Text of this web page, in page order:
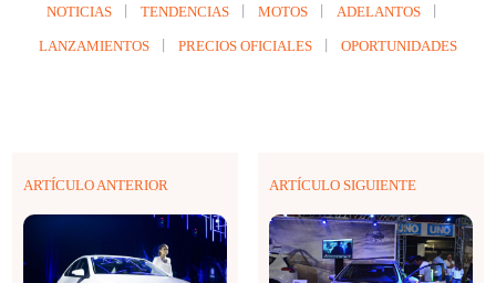
NOTICIAS TENDENCIAS MOTOS ADELANTOS
LANZAMIENTOS PRECIOS OFICIALES OPORTUNIDADES
ARTÍCULO ANTERIOR ARTÍCULO SIGUIENTE